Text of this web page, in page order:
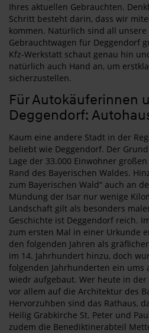
Ihres aktuellen Gebrauchten.
Schritt besteht darin, dass wir
kommen. Natürlich sind all unsere
Gebrauchtwagen für Deggendorf
Kfz-Werkstatt schaut genau hin
natürlich auch Hand an, um
sicherzustellen.
Für Autokäuferinnen
Deggendorf:
Kaum eine andere Stadt in der
beliebt wie Deggendorf. Der
Lage der 33.000 Einwohner
Rand des Bayerischen Waldes.
zum Bayerischen Wald“ auch an
Mündung der Isar nur wenige
Landschaft gilt als besonders
Geschichte ist Deggendorf reich.
zum ersten Mal in einer Urkunde
den folgenden Jahren als
im 14. Jahrhundert hinzu, doch
folgenden Jahrhunderten ein ums
wiedr aufgebaut. Wer heute in
vor allem auf die Architektur des
Hervorzuhben sind das Rathaus,
Heilig Grabkirche St. Peter und
zudem die Benediktinerabteil